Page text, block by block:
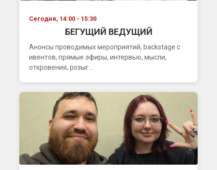
Сегодня, 14:00 - 15:30
БЕГУЩИЙ ВЕДУЩИЙ
Анонсы проводимых мероприятий, backstage с
ивентов, прямые эфиры, интервью, мысли,
откровения, розыг...